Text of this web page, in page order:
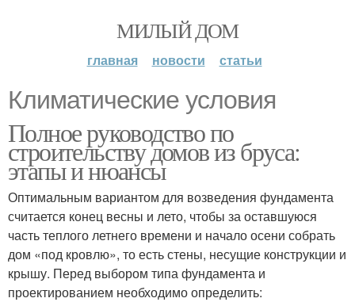
МИЛЫЙ ДОМ
главная новости статьи
Климатические условия
Полное руководство по
строительству домов из бруса:
этапы и нюансы
Оптимальным вариантом для возведения фундамента
считается конец весны и лето, чтобы за оставшуюся
часть теплого летнего времени и начало осени собрать
дом «под кровлю», то есть стены, несущие конструкции и
крышу. Перед выбором типа фундамента и
проектированием необходимо определить: